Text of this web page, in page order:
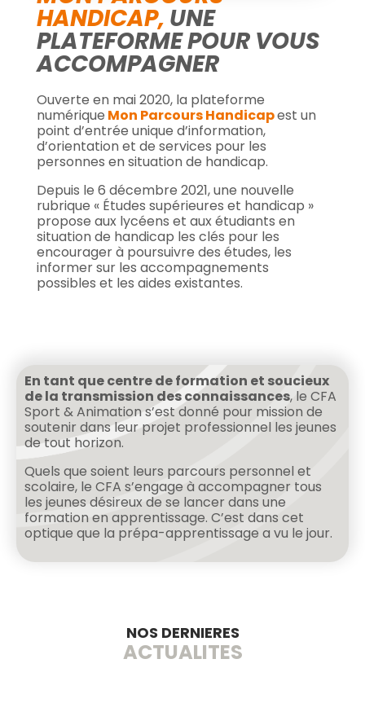
HANDICAP, UNE
PLATEFORME POUR VOUS
ACCOMPAGNER
Ouverte en mai 2020, la plateforme
numérique Mon Parcours Handicapest un
point d’entrée unique d’information,
d’orientation et de services pour les
personnes en situation de handicap.
Depuis le 6 décembre 2021, une nouvelle
rubrique « Études supérieures et handicap »
propose aux lycéens et aux étudiants en
situation de handicap les clés pour les
encourager à poursuivre des études, les
informer sur les accompagnements
possibles et les aides existantes.
En tant que centre de formation et soucieux
de la transmission des connaissances, le CFA
Sport & Animation s’est donné pour mission de
soutenir dans leur projet professionnel les jeunes
de tout horizon.
Quels que soient leurs parcours personnel et
scolaire, le CFA s’engage à accompagner tous
les jeunes désireux de se lancer dans une
formation en apprentissage. C’est dans cet
optique que la prépa-apprentissage a vu le jour.
NOS DERNIERES
ACTUALITES